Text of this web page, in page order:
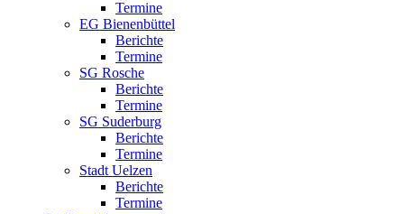
Termine
EG Bienenbüttel
Berichte
Termine
SG Rosche
Berichte
Termine
SG Suderburg
Berichte
Termine
Stadt Uelzen
Berichte
Termine